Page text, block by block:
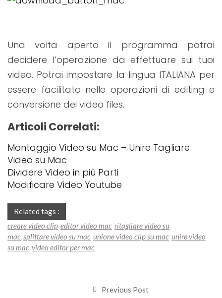
Una volta aperto il programma potrai
decidere l’operazione da effettuare sui tuoi
video. Potrai impostare la lingua ITALIANA per
essere facilitato nelle operazioni di editing e
conversione dei video files.
Articoli Correlati:
Montaggio Video su Mac – Unire Tagliare
Video su Mac
Dividere Video in più Parti
Modificare Video Youtube
Related tags :
creare video clip editor video mac ritagliare video su
mac splittare video su mac unione video clip su mac unire video
su mac video editor per mac
Previous Post